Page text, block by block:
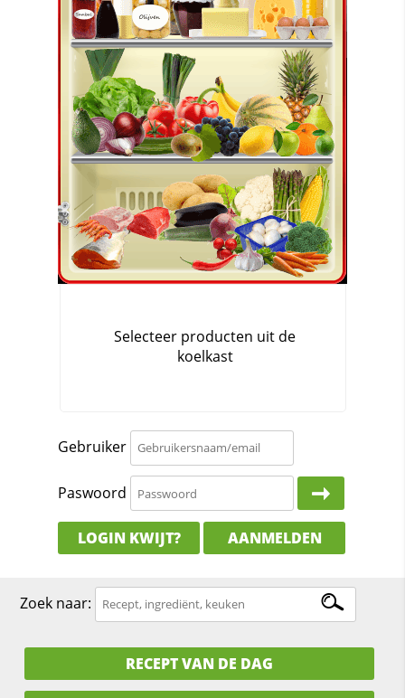
Gebruiker
Paswoord
LOGIN KWIJT? AANMELDEN
Zoek naar:
RECEPT VAN DE DAG